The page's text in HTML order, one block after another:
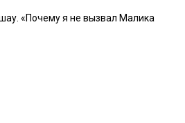
«Почему я не вызвал Малика